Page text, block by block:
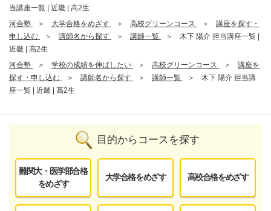
当講座一覧 | 近畿 | 高2生
河合塾
大学合格をめざす 高校グリーンコース
講座を探す・
申し込む
講師名から探す 講師一覧
木下 陽介 担当講座一覧 |
近畿 | 高2生
河合塾
学校の成績を伸ばしたい 高校グリーンコース
講座を
探す・申し込む
講師名から探す 講師一覧
木下 陽介 担当講
座一覧 | 近畿 | 高2生
目的からコースを探す
難関大・医学部合格
をめざす
大学合格をめざす 高校合格をめざす